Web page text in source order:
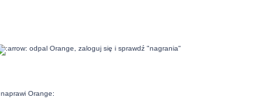
odpal Orange, zaloguj się i sprawdź "nagrania"
Orange: